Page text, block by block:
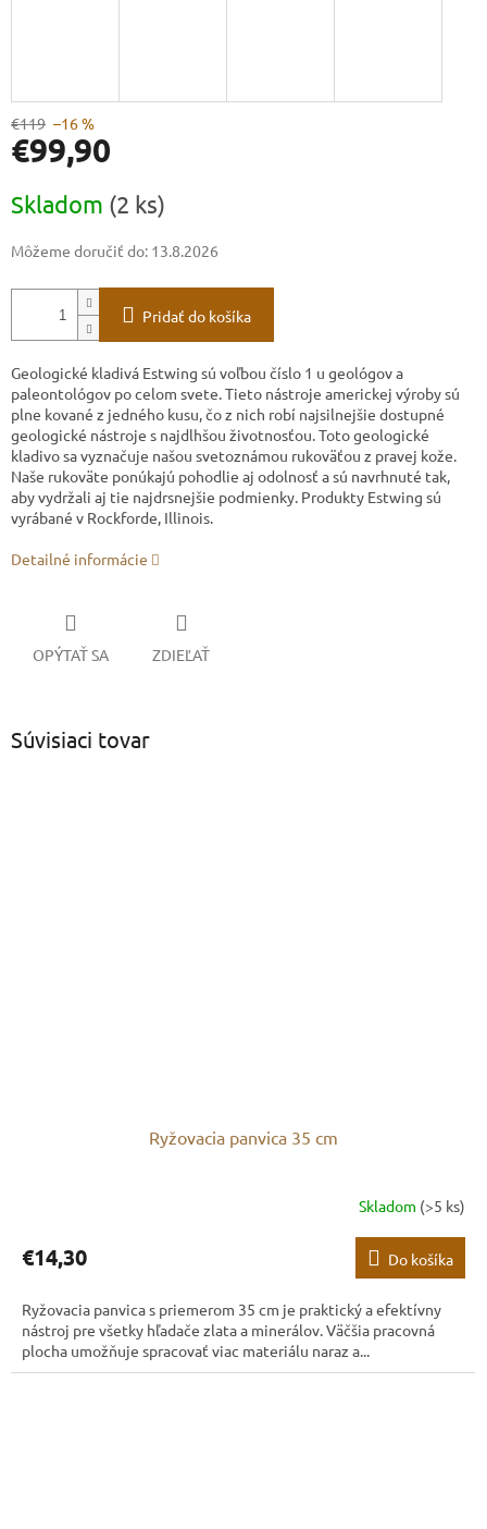
€119 –16 %
€99,90
cena:
Skladom (2 ks)
Môžeme doručiť do: 13.8.2026
Pridať do košíka
Geologické kladivá Estwing sú voľbou číslo 1 u geológov a
paleontológov po celom svete. Tieto nástroje americkej výroby sú
plne kované z jedného kusu, čo z nich robí najsilnejšie dostupné
geologické nástroje s najdlhšou životnosťou. Toto geologické
kladivo sa vyznačuje našou svetoznámou rukoväťou z pravej kože.
Naše rukoväte ponúkajú pohodlie aj odolnosť a sú navrhnuté tak,
aby vydržali aj tie najdrsnejšie podmienky. Produkty Estwing sú
vyrábané v Rockforde, Illinois.
Detailné informácie
OPÝTAŤ SA ZDIEĽAŤ
Súvisiaci tovar
Ryžovacia panvica 35 cm
Skladom (>5 ks)
€14,30 Do košíka
Ryžovacia panvica s priemerom 35 cm je praktický a efektívny
nástroj pre všetky hľadače zlata a minerálov. Väčšia pracovná
plocha umožňuje spracovať viac materiálu naraz a...